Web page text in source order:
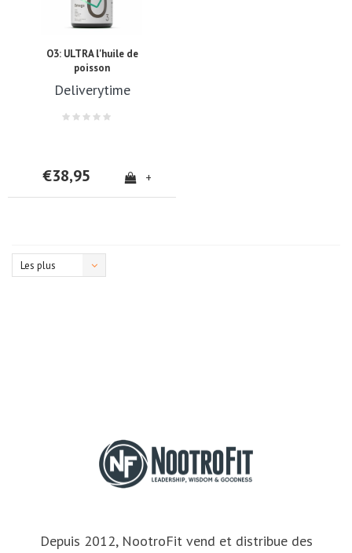
O3: ULTRA l'huile de
poisson
Deliverytime
€38,95 +
Les plus
Depuis 2012, NootroFit vend et distribue des